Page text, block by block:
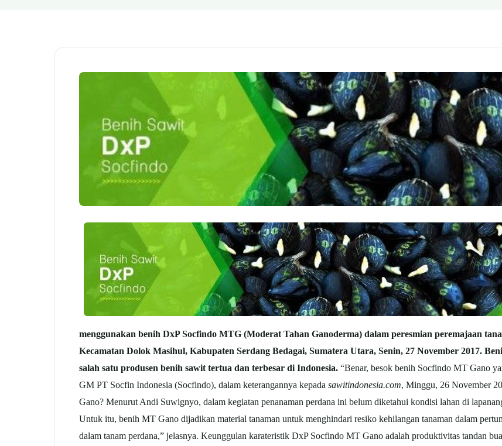
menggunakan benih DxP Socfindo MTG (Moderat Tahan Ganoderma) dalam peresmian peremajaan
Kecamatan Dolok Masihul, Kabupaten Serdang Bedagai, Sumatera Utara, Senin, 27 November 2017.
salah satu produsen benih sawit tertua dan terbesar di Indonesia. “Benar, besok benih Socfindo MT Gano
GM PT Socfin Indonesia (Socfindo), dalam keterangannya kepada sawitindonesia.com, Minggu, 26 November
Gano? Menurut Andi Suwignyo, dalam kegiatan penanaman perdana ini belum diketahui kondisi lahan di
Untuk itu, benih MT Gano dijadikan material tanaman untuk menghindari resiko kehilangan tanaman dalam
dalam tanam perdana,” jelasnya. Keunggulan karateristik DxP Socfindo MT Gano adalah produktivitas tandan